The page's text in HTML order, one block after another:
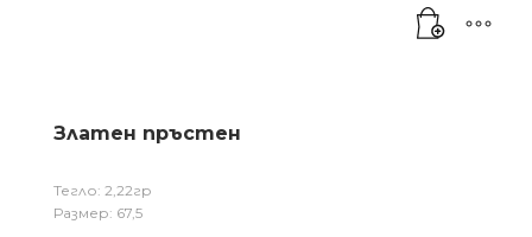
Златен пръстен
Тегло: 2,22гр
Размер: 67,5